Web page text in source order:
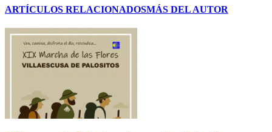
ARTÍCULOS RELACIONADOSMÁS DEL AUTOR